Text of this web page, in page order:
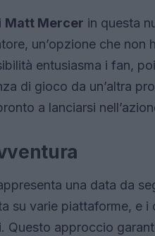
Matt Mercer in questa
un’opzione che non
entusiasma i fan,
di gioco da un’altra
a lanciarsi
una data da
su varie piattaforme, e
Questo approccio